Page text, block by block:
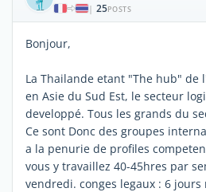
| 25POSTS
Bonjour,
La Thailande etant "The hub"
en Asie du Sud Est, le secteur
developpé. Tous les grands du
Ce sont Donc des groupes
a la penurie de profiles
vous y travaillez 40-45hres par
vendredi. conges legaux : 6